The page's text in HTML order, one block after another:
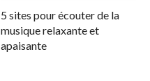
5 sites pour écouter de la
musique relaxante et
apaisante